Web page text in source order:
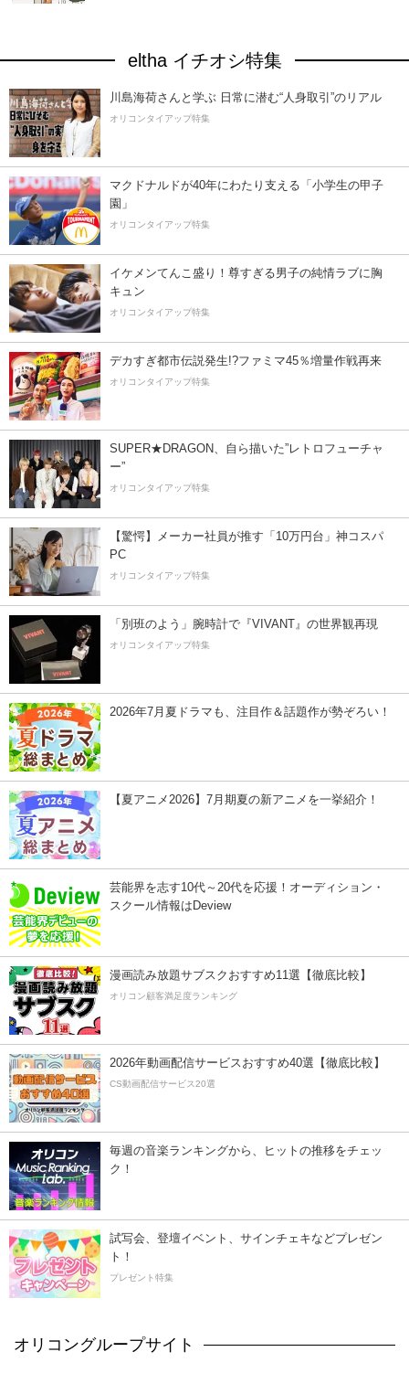
eltha イチオシ特集
川島海荷さんと学ぶ 日常に潜む“人身取引”のリアル
オリコンタイアップ特集
マクドナルドが40年にわたり支える「小学生の甲子
園」
オリコンタイアップ特集
イケメンてんこ盛り！尊すぎる男子の純情ラブに胸
キュン
オリコンタイアップ特集
デカすぎ都市伝説発生!?ファミマ45％増量作戦再来
オリコンタイアップ特集
SUPER★DRAGON、自ら描いた”レトロフューチャ
ー”
オリコンタイアップ特集
【驚愕】メーカー社員が推す「10万円台」神コスパ
PC
オリコンタイアップ特集
「別班のよう」腕時計で『VIVANT』の世界観再現
オリコンタイアップ特集
2026年7月夏ドラマも、注目作＆話題作が勢ぞろい！
【夏アニメ2026】7月期夏の新アニメを一挙紹介！
芸能界を志す10代～20代を応援！オーディション・
スクール情報はDeview
漫画読み放題サブスクおすすめ11選【徹底比較】
オリコン顧客満足度ランキング
2026年動画配信サービスおすすめ40選【徹底比較】
CS動画配信サービス20選
毎週の音楽ランキングから、ヒットの推移をチェッ
ク！
試写会、登壇イベント、サインチェキなどプレゼン
ト！
プレゼント特集
オリコングループサイト